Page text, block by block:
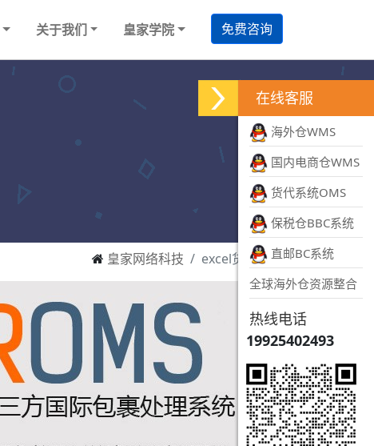
关于我们 皇家学院 免费咨询
皇家网络科技 excel货代系统
在线客服
海外仓WMS
国内电商仓WMS
货代系统OMS
保税仓BBC系统
直邮BC系统
全球海外仓资源整合
热线电话
19925402493